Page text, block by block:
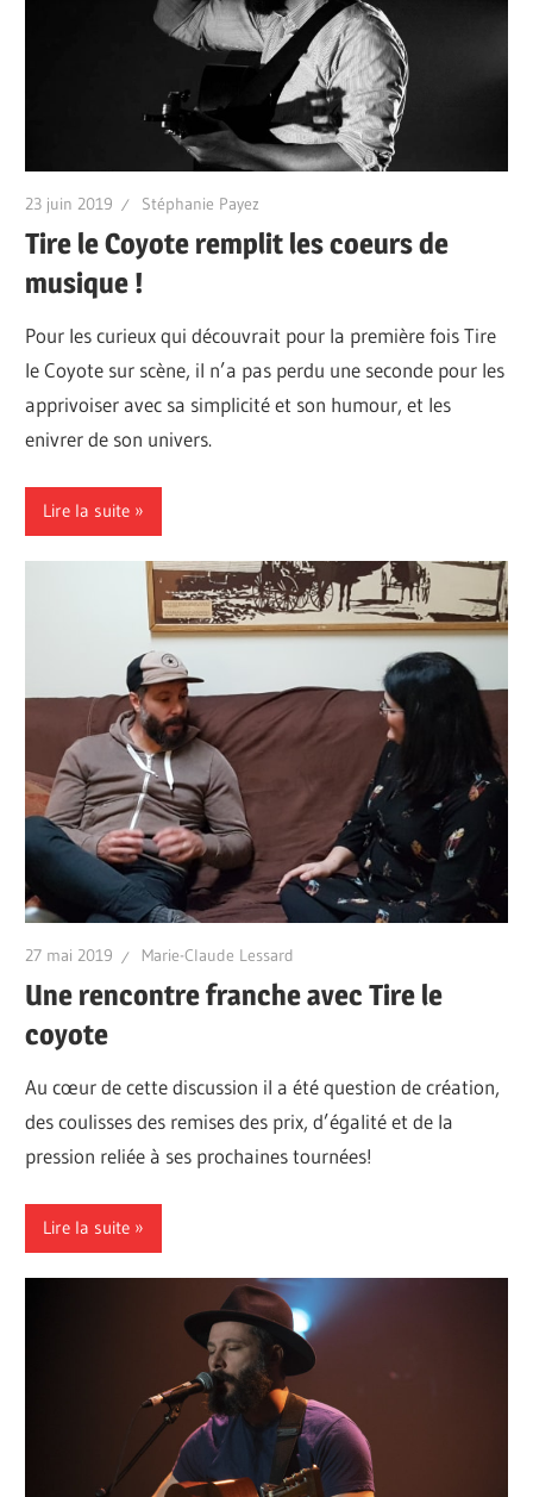
23 juin 2019 Stéphanie Payez
Tire le Coyote remplit les coeurs de
musique !
Pour les curieux qui découvrait pour la première fois Tire
le Coyote sur scène, il n’a pas perdu une seconde pour les
apprivoiser avec sa simplicité et son humour, et les
enivrer de son univers.
Lire la suite
27 mai 2019 Marie-Claude Lessard
Une rencontre franche avec Tire le
coyote
Au cœur de cette discussion il a été question de création,
des coulisses des remises des prix, d’égalité et de la
pression reliée à ses prochaines tournées!
Lire la suite